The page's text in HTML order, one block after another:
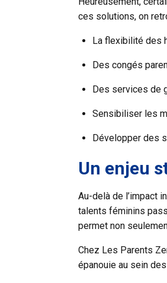
ces solutions, on
La flexibilité des
Des congés
Des services de
Sensibiliser les
Développer des
Un enjeu
Au-delà de l’impact
talents féminins
permet non
Chez Les Parents
épanouie au sein